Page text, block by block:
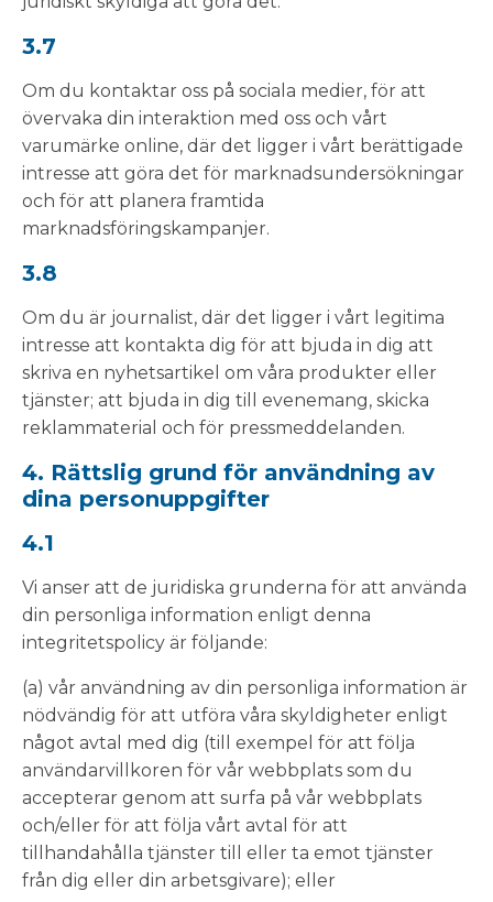
3.7
Om du kontaktar oss på sociala medier, för att
övervaka din interaktion med oss och vårt
varumärke online, där det ligger i vårt berättigade
intresse att göra det för marknadsundersökningar
och för att planera framtida
marknadsföringskampanjer.
3.8
Om du är journalist, där det ligger i vårt legitima
intresse att kontakta dig för att bjuda in dig att
skriva en nyhetsartikel om våra produkter eller
tjänster; att bjuda in dig till evenemang, skicka
reklammaterial och för pressmeddelanden.
4. Rättslig grund för användning av
dina personuppgifter
4.1
Vi anser att de juridiska grunderna för att använda
din personliga information enligt denna
integritetspolicy är följande:
(a) vår användning av din personliga information är
nödvändig för att utföra våra skyldigheter enligt
något avtal med dig (till exempel för att följa
användarvillkoren för vår webbplats som du
accepterar genom att surfa på vår webbplats
och/eller för att följa vårt avtal för att
tillhandahålla tjänster till eller ta emot tjänster
från dig eller din arbetsgivare); eller